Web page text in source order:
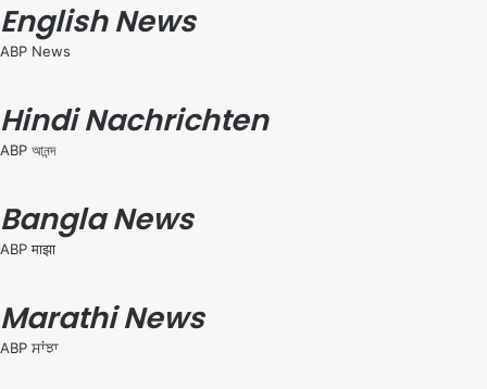
English News
ABP News
Hindi Nachrichten
ABP আনন্দ
Bangla News
ABP माझा
Marathi News
ABP ਸਾਂਝਾ